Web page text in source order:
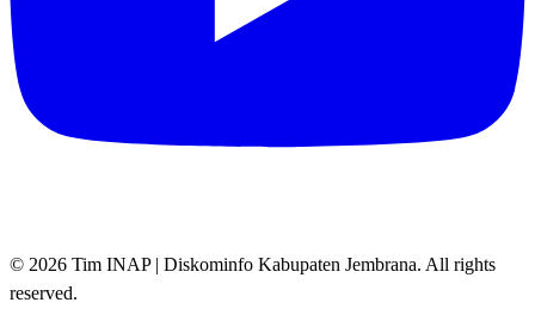
© 2026 Tim INAP | Diskominfo Kabupaten Jembrana. All rights
reserved.